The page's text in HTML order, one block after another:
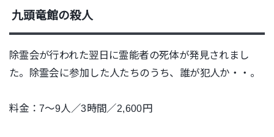
九頭竜館の殺人
除霊会が行われた翌日に霊能者の死体が発見されまし
た。除霊会に参加した人たちのうち、誰が犯人か・・。
料金：7〜9人／3時間／2,600円